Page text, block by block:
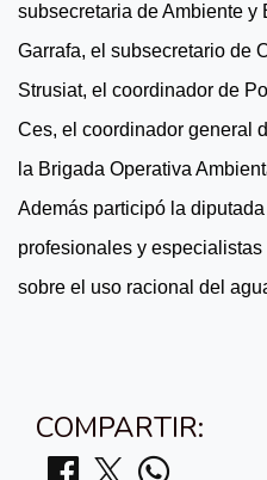
subsecretaria de Ambiente
Garrafa, el subsecretario de
Strusiat, el coordinador de
Ces, el coordinador general
la Brigada Operativa
Además participó la
profesionales y
sobre el uso racional del
COMPARTIR: